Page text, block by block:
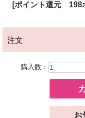
[ポイント還元 198
注文
購入数：